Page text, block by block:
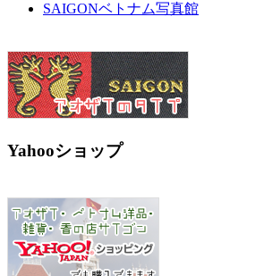
SAIGONベトナム写真館
Yahooショップ